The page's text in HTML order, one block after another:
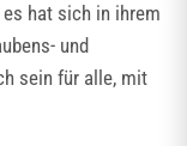
hat sich in ihrem
und
sein für alle, mit